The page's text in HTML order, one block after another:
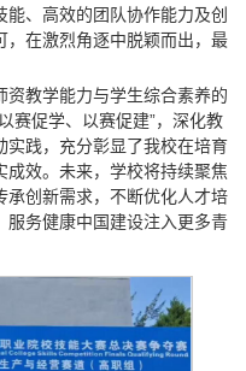
、高效的团队协作能力及创
，在激烈角逐中脱颖而出，最
资教学能力与学生综合素养的
赛促学、以赛促建”，深化教
实践，充分彰显了我校在培育
效。未来，学校将持续聚焦
承创新需求，不断优化人才培
服务健康中国建设注入更多青